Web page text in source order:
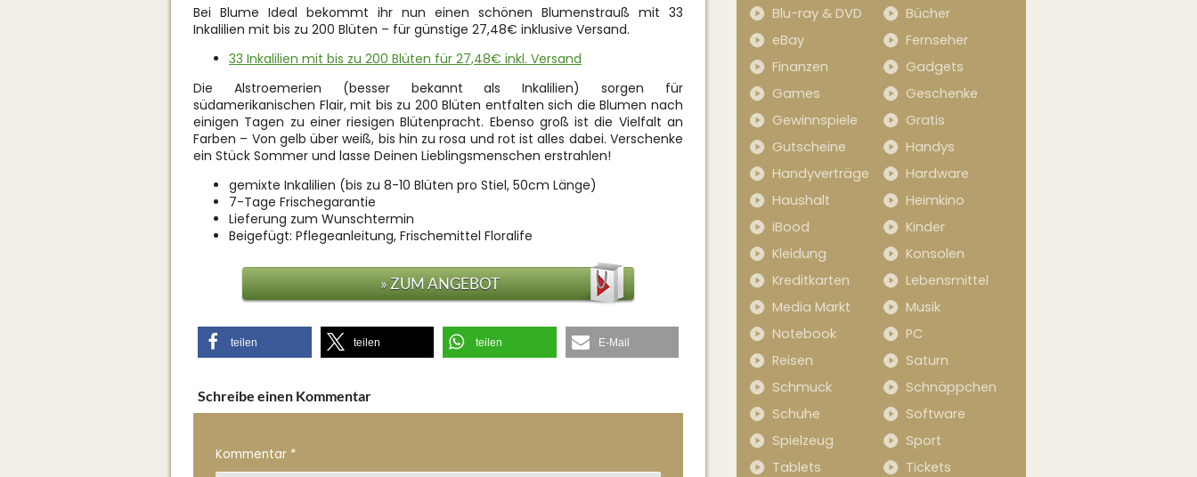
Bei Blume Ideal bekommt ihr nun einen schönen Blumenstrauß mit 33
Inkalilien mit bis zu 200 Blüten – für günstige 27,48€ inklusive Versand.
33 Inkalilien mit bis zu 200 Blüten für 27,48€ inkl. Versand
Die Alstroemerien (besser bekannt als Inkalilien) sorgen für
südamerikanischen Flair, mit bis zu 200 Blüten entfalten sich die Blumen nach
einigen Tagen zu einer riesigen Blütenpracht. Ebenso groß ist die Vielfalt an
Farben – Von gelb über weiß, bis hin zu rosa und rot ist alles dabei. Verschenke
ein Stück Sommer und lasse Deinen Lieblingsmenschen erstrahlen!
gemixte Inkalilien (bis zu 8-10 Blüten pro Stiel, 50cm Länge)
7-Tage Frischegarantie
Lieferung zum Wunschtermin
Beigefügt: Pflegeanleitung, Frischemittel Floralife
» ZUM ANGEBOT
teilen teilen teilen E-Mail
Schreibe einen Kommentar
Kommentar *
Blu-ray & DVD
Bücher
eBay
Fernseher
Finanzen
Gadgets
Games
Geschenke
Gewinnspiele
Gratis
Gutscheine
Handys
Handyverträge
Hardware
Haushalt
Heimkino
iBood
Kinder
Kleidung
Konsolen
Kreditkarten
Lebensmittel
Media Markt
Musik
Notebook
PC
Reisen
Saturn
Schmuck
Schnäppchen
Schuhe
Software
Spielzeug
Sport
Tablets
Tickets